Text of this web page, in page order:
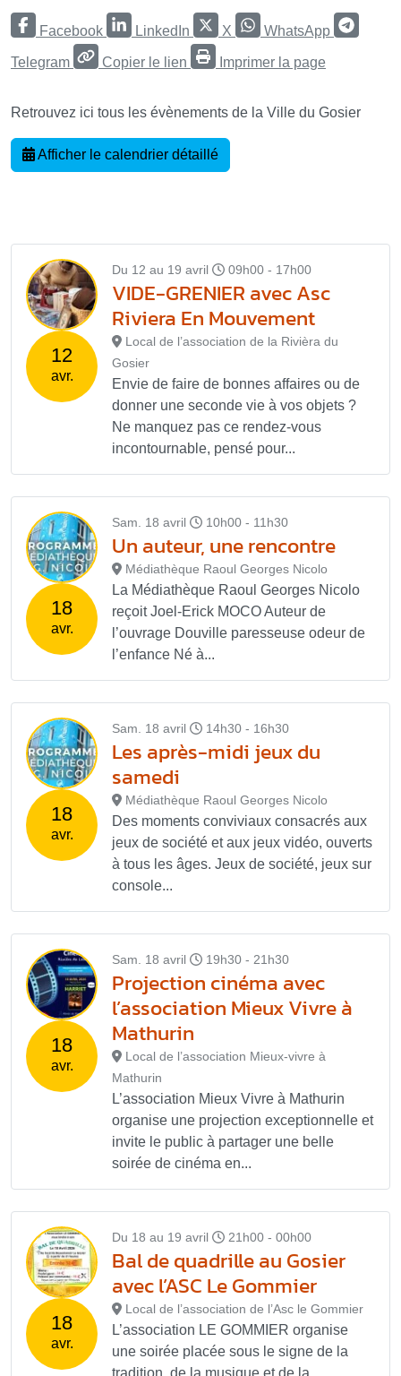
Facebook LinkedIn X WhatsApp
Telegram Copier le lien Imprimer la page
Retrouvez ici tous les évènements de la Ville du Gosier
Afficher le calendrier détaillé
12
avr.
Du 12 au 19 avril 09h00 - 17h00
VIDE-GRENIER avec Asc
Riviera En Mouvement
Local de l’association de la Rivièra du
Gosier
Envie de faire de bonnes affaires ou de
donner une seconde vie à vos objets ?
Ne manquez pas ce rendez-vous
incontournable, pensé pour...
18
avr.
Sam. 18 avril 10h00 - 11h30
Un auteur, une rencontre
Médiathèque Raoul Georges Nicolo
La Médiathèque Raoul Georges Nicolo
reçoit Joel-Erick MOCO Auteur de
l’ouvrage Douville paresseuse odeur de
l’enfance Né à...
18
avr.
Sam. 18 avril 14h30 - 16h30
Les après-midi jeux du
samedi
Médiathèque Raoul Georges Nicolo
Des moments conviviaux consacrés aux
jeux de société et aux jeux vidéo, ouverts
à tous les âges. Jeux de société, jeux sur
console...
18
avr.
Sam. 18 avril 19h30 - 21h30
Projection cinéma avec
l’association Mieux Vivre à
Mathurin
Local de l’association Mieux-vivre à
Mathurin
L’association Mieux Vivre à Mathurin
organise une projection exceptionnelle et
invite le public à partager une belle
soirée de cinéma en...
18
avr.
Du 18 au 19 avril 21h00 - 00h00
Bal de quadrille au Gosier
avec l’ASC Le Gommier
Local de l’association de l’Asc le Gommier
L’association LE GOMMIER organise
une soirée placée sous le signe de la
tradition, de la musique et de la